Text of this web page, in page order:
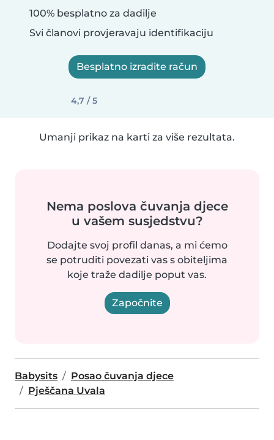
100% besplatno za dadilje
Svi članovi provjeravaju identifikaciju
Besplatno izradite račun
4,7 / 5
Umanji prikaz na karti za više rezultata.
Nema poslova čuvanja djece
u vašem susjedstvu?
Dodajte svoj profil danas, a mi ćemo
se potruditi povezati vas s obiteljima
koje traže dadilje poput vas.
Započnite
Babysits
Posao čuvanja djece
Pješčana Uvala